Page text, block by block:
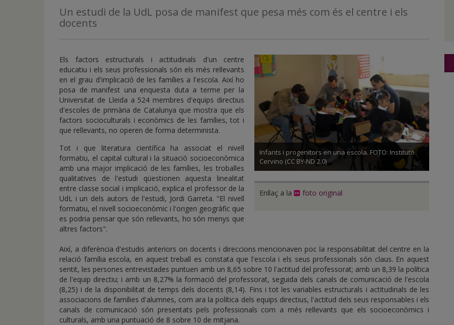
inicio
Un estudi de la UdL posa de manifest que pesa més com és el centre i els
docents
Infants i progenitors en una escola. FOTO: Instituto
Cervino (CC BY-ND 2.0)
Enllaç a la foto original
Els factors estructurals i actitudinals d'un centre
educatiu i els seus professionals són els més rellevants
en el grau d'implicació de les famílies a l'escola. Així ho
posa de manifest una enquesta duta a terme per la
Universitat de Lleida a 524 membres d'equips directius
d'escoles de primària de Catalunya que mostra que els
factors socioculturals i econòmics de les famílies, tot i
que rellevants, no operen de forma determinista.
Tot i que literatura científica ha associat el nivell
formatiu, el capital cultural i la situació socioeconòmica
amb una major implicació de les famílies, les troballes
qualitatives de l'estudi qüestionen aquesta linealitat
entre classe social i implicació, explica el professor de la
UdL i un dels autors de l'estudi, Jordi Garreta. "El nivell
formatiu, el nivell socioeconòmic i l'origen geogràfic que
es podria pensar que són rellevants, ho són menys que
altres factors".
Així, a diferència d'estudis anteriors on docents i direccions mencionaven poc la responsabilitat del centre en la
relació família escola, en aquest treball es constata que l'escola i els seus professionals són claus. En aquest
sentit, les persones entrevistades puntuen amb un 8,65 sobre 10 l'actitud del professorat; amb un 8,39 la política
de l'equip directiu; i amb un 8,27% la formació del professorat, seguida dels canals de comunicació de l'escola
(8,25) i de la disponibilitat de temps dels docents (8,14). Fins i tot les variables estructurals i actitudinals de les
associacions de famílies d'alumnes, com ara la política dels equips directius, l'actitud dels seus responsables i els
canals de comunicació són presentats pels professionals com a més rellevants que els socioeconòmics i
culturals, amb una puntuació de 8 sobre 10 de mitjana.